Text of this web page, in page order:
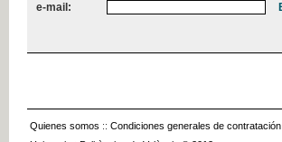
e-mail:
Quienes somos :: Condiciones generales de contratación